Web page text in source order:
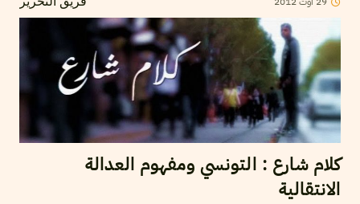
فريق التحرير
كلام شارع : التونسي ومفهوم العدالة
الانتقالية